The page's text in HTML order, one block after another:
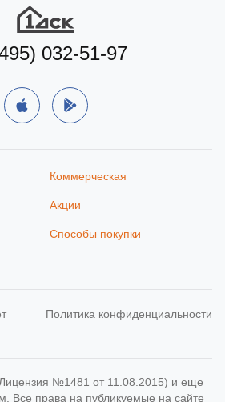
032-51-97
Коммерческая
Акции
Способы покупки
Политика конфиденциальности
№1481 от 11.08.2015) и еще
Все права на публикуемые на сайте